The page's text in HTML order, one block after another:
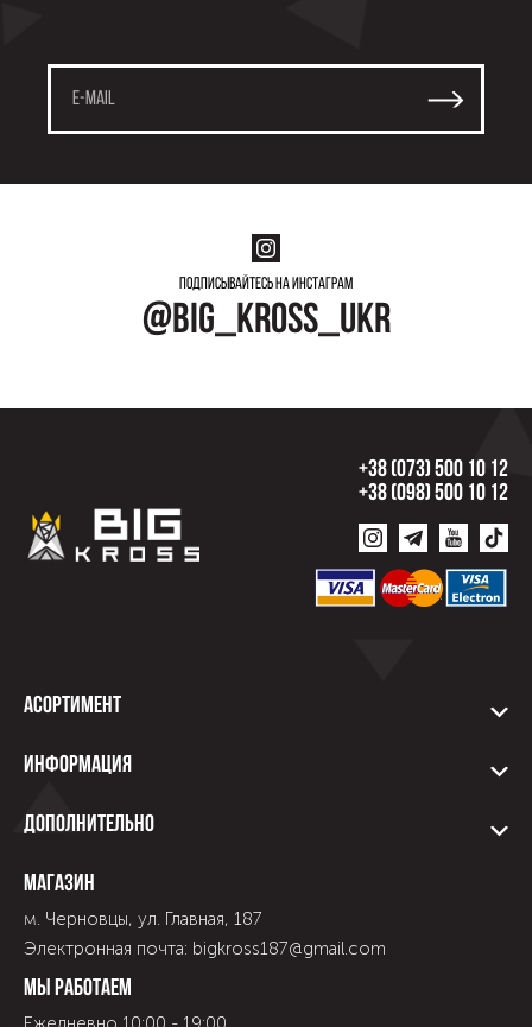
Подписывайтесь на инстаграм
@big_kross_ukr
+38 (073) 500 10 12
+38 (098) 500 10 12
Асортимент
Информация
Дополнительно
Магазин
м. Черновцы, ул. Главная, 187
Электронная почта: bigkross187@gmail.com
Мы работаем